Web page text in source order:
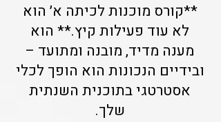
**קורס מוכנות לכיתה א׳ הוא
לא עוד פעילות קיץ.** הוא
מענה מדיד, מובנה ומתועד –
ובידיים הנכונות הוא הופך לכלי
אסטרטגי בתוכנית השנתית
שלך.